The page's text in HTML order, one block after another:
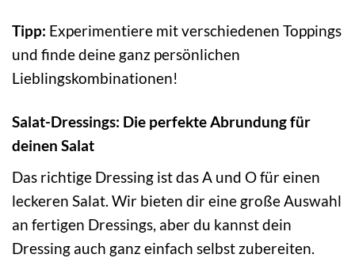
Tipp: Experimentiere mit verschiedenen Toppings
und finde deine ganz persönlichen
Lieblingskombinationen!
Salat-Dressings: Die perfekte Abrundung für
deinen Salat
Das richtige Dressing ist das A und O für einen
leckeren Salat. Wir bieten dir eine große Auswahl
an fertigen Dressings, aber du kannst dein
Dressing auch ganz einfach selbst zubereiten.